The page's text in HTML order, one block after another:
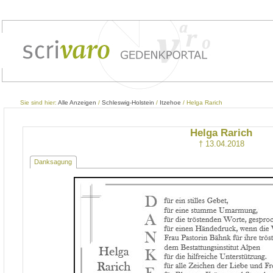
Sie sind hier: Alle Anzeigen / Schleswig-Holstein / Itzehoe / Helga Rarich
Helga Rarich
† 13.04.2018
Danksagung